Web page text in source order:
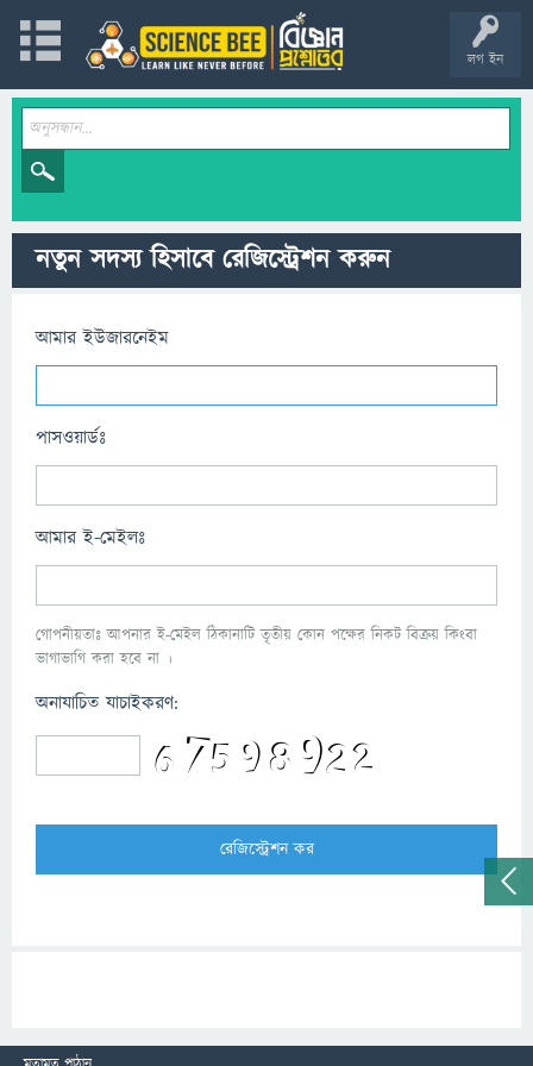
লগ ইন
নতুন সদস্য হিসাবে রেজিস্ট্রেশন করুন
আমার ইউজারনেইম
পাসওয়ার্ডঃ
আমার ই-মেইলঃ
গোপনীয়তাঃ আপনার ই-মেইল ঠিকানাটি তৃতীয় কোন পক্ষের নিকট বিক্রয় কিংবা
ভাগাভাগি করা হবে না ।
অনাযাচিত যাচাইকরণ: